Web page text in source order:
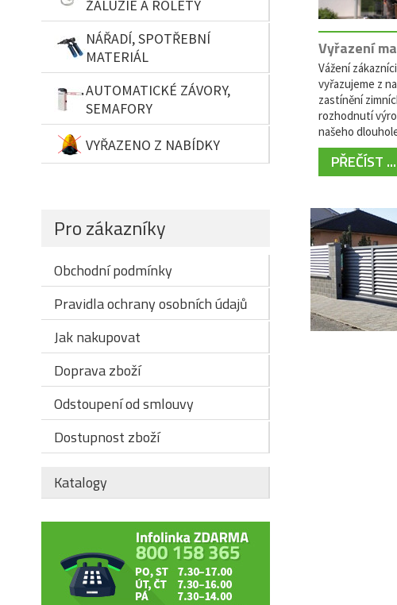
ŽALUZIE A ROLETY
NÁŘADÍ, SPOTŘEBNÍ
MATERIÁL
AUTOMATICKÉ ZÁVORY,
SEMAFORY
VYŘAZENO Z NABÍDKY
Pro zákazníky
Obchodní podmínky
Pravidla ochrany osobních údajů
Jak nakupovat
Doprava zboží
Odstoupení od smlouvy
Dostupnost zboží
Katalogy
Vyřazení
Vážení
vyřazujeme z
zastínění
rozhodnutí
našeho
PŘEČÍST ...